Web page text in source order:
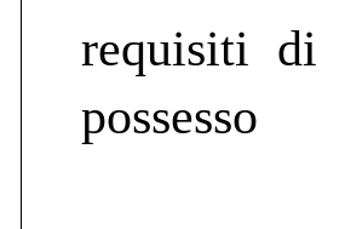
requisiti di